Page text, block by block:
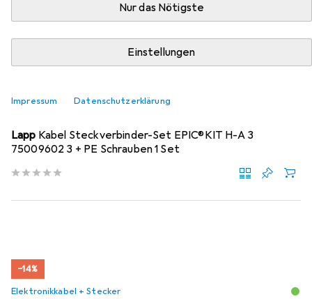
Nur das Nötigste
Einstellungen
Impressum Datenschutzerklärung
Produktliste
Elektronikkabel + Stecker
Lapp Kabel Steckverbinder-Set EPIC®KIT H-A 3
75009602 3 + PE Schrauben 1 Set
−14%
Elektronikkabel + Stecker